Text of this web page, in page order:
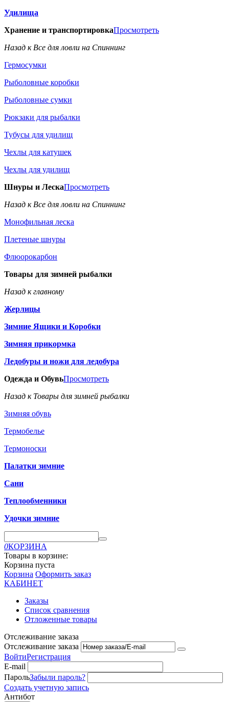
Удилища
Хранение и транспортировкаПросмотреть
Назад к Все для ловли на Спиннинг
Гермосумки
Рыболовные коробки
Рыболовные сумки
Рюкзаки для рыбалки
Тубусы для удилищ
Чехлы для катушек
Чехлы для удилищ
Шнуры и ЛескаПросмотреть
Назад к Все для ловли на Спиннинг
Монофильная леска
Плетеные шнуры
Флюорокарбон
Товары для зимней рыбалки
Назад к главному
Жерлицы
Зимние Ящики и Коробки
Зимняя прикормка
Ледобуры и ножи для ледобура
Одежда и ОбувьПросмотреть
Назад к Товары для зимней рыбалки
Зимняя обувь
Термобелье
Термоноски
Палатки зимние
Сани
Теплообменники
Удочки зимние
0КОРЗИНА
Товары в корзине:
Корзина пуста
Корзина Оформить заказ
КАБИНЕТ
Заказы
Список сравнения
Отложенные товары
Отслеживание заказа
Отслеживание заказа
ВойтиРегистрация
E-mail
ПарольЗабыли пароль?
Создать учетную запись
Антибот